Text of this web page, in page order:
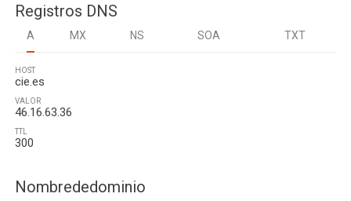
Registros DNS
A MX NS SOA TXT
HOST
cie.es
VALOR
46.16.63.36
TTL
300
Nombrededominio